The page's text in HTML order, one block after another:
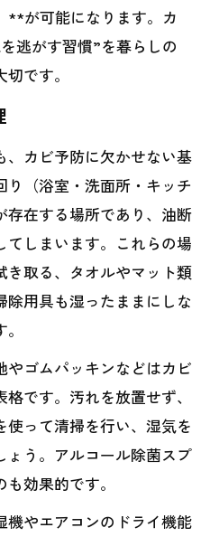
**が可能になります。カ
逃がす習慣”を暮らしの
です。
、カビ予防に欠かせない基
（浴室・洗面所・キッチ
存在する場所であり、油断
しまいます。これらの場
き取る、タオルやマット類
用具も湿ったままにしな
やゴムパッキンなどはカビ
です。汚れを放置せず、
って清掃を行い、湿気を
う。アルコール除菌スプ
効果的です。
機やエアコンのドライ機能